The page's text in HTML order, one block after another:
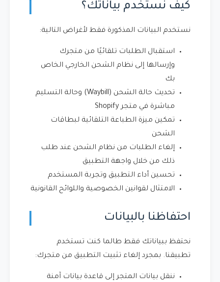
كيف نستخدم بياناتك؟
نستخدم البيانات المذكورة فقط لأغراض التالية:
استقبال الطلبات تلقائيًا من متجرك
وإرسالها إلى نظام الشحن الخارجي الخاص
بك
تحديث حالة الشحن (Waybill) وحالة التسليم
مباشرة في متجر Shopify
تمكين ميزة الطباعة التلقائية لبطاقات
الشحن
إلغاء الطلبات من نظام الشحن عند طلب
ذلك من خلال واجهة التطبيق
تحسين أداء التطبيق وتجربة المستخدم
الامتثال لقوانين الخصوصية واللوائح القانونية
احتفاظنا بالبيانات
نحتفظ ببياناتك فقط طالما كنت تستخدم
تطبيقنا. بمجرد إلغاء تثبيت التطبيق من متجرك:
ننقل بيانات المتجر إلى قاعدة بيانات آمنة